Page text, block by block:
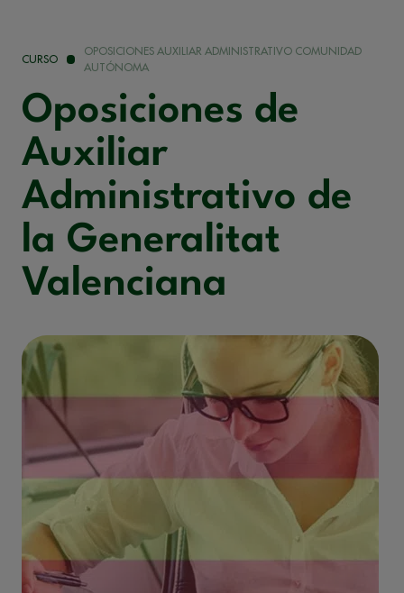
CURSO
OPOSICIONES AUXILIAR ADMINISTRATIVO COMUNIDAD
AUTÓNOMA
Oposiciones de
Auxiliar
Administrativo de
la Generalitat
Valenciana